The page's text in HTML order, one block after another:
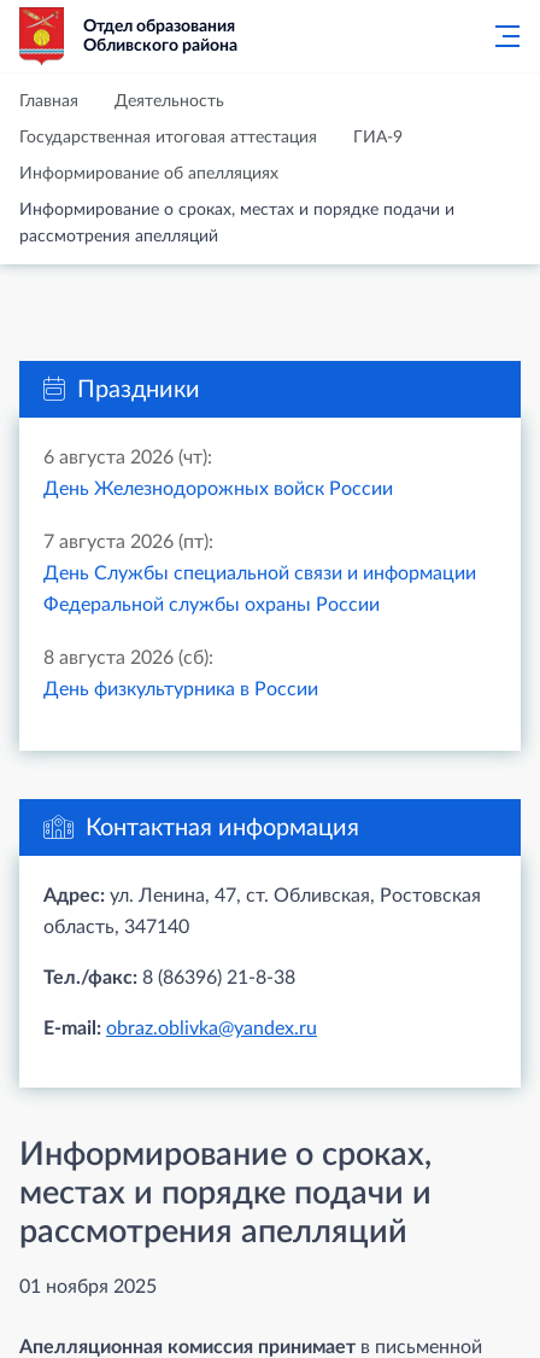
Отдел образования
Обливского района
Главная Деятельность
Государственная итоговая аттестация ГИА-9
Информирование об апелляциях
Информирование о сроках, местах и порядке подачи и
рассмотрения апелляций
Праздники
6 августа 2026 (чт):
День Железнодорожных войск России
7 августа 2026 (пт):
День Службы специальной связи и информации
Федеральной службы охраны России
8 августа 2026 (сб):
День физкультурника в России
Контактная информация
Адрес: ул. Ленина, 47, ст. Обливская, Ростовская
область, 347140
Тел./факс: 8 (86396) 21-8-38
E-mail: obraz.oblivka@yandex.ru
Информирование о сроках,
местах и порядке подачи и
рассмотрения апелляций
01 ноября 2025
Апелляционная комиссия принимает в письменной